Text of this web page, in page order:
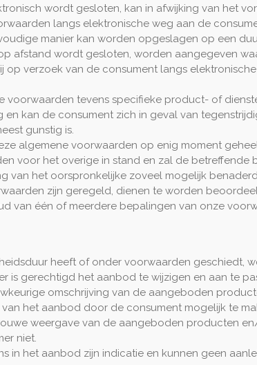
wordt gesloten, kan in afwijking van het
langs elektronische weg aan de
manier kan worden opgeslagen op een
afstand wordt gesloten, worden aangegeven
op verzoek van de consument langs
voorwaarden tevens specifieke product- of
kan de consument zich in geval van
gunstig is.
algemene voorwaarden op enig moment
voor het overige in stand en zal de
van het oorspronkelijke zoveel mogelijk benaderd.
zijn geregeld, dienen te worden
van één of meerdere bepalingen van onze
heeft of onder voorwaarden geschiedt,
is gerechtigd het aanbod te wijzigen en aan te
omschrijving van de aangeboden
het aanbod door de consument mogelijk te
weergave van de aangeboden producten
niet.
in het aanbod zijn indicatie en kunnen geen